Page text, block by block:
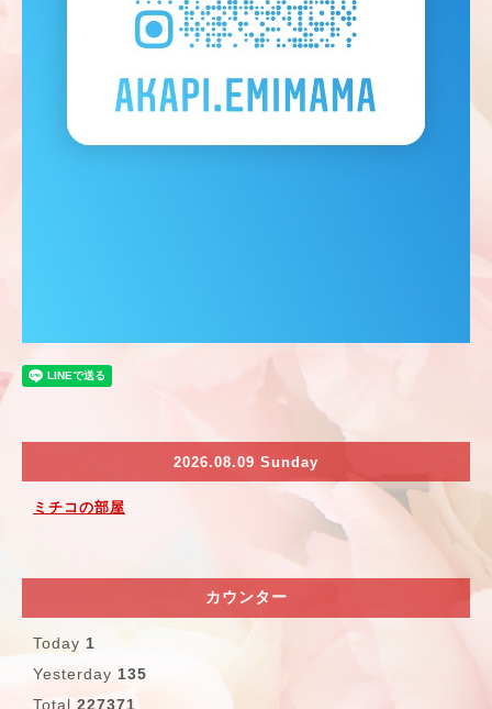
2026.08.09 Sunday
ミチコの部屋
カウンター
Today 1
Yesterday 135
Total 227371